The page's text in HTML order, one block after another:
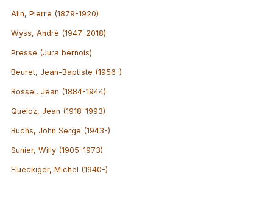
Alin, Pierre (1879-1920)
Wyss, André (1947-2018)
Presse (Jura bernois)
Beuret, Jean-Baptiste (1956-)
Rossel, Jean (1884-1944)
Queloz, Jean (1918-1993)
Buchs, John Serge (1943-)
Sunier, Willy (1905-1973)
Flueckiger, Michel (1940-)